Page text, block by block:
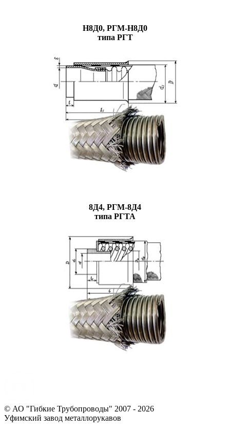
Н8Д0, РГМ-Н8Д0
типа РГТ
8Д4, РГМ-8Д4
типа РГТА
© АО "Гибкие Трубопроводы" 2007 - 2026
Уфимский завод металлорукавов